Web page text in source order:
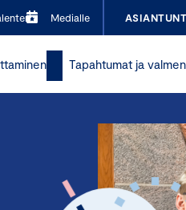
Medialle
Tapahtumat ja